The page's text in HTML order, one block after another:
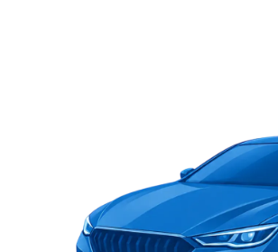
Сұрақтар мен жауаптар